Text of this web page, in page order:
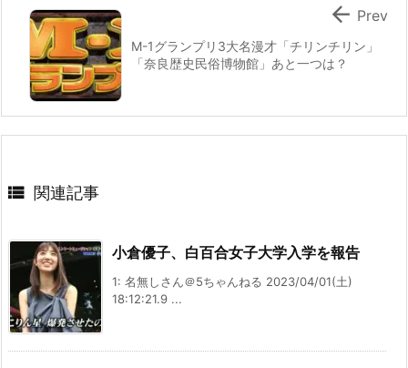
M-1グランプリ3大名漫才「チリンチリン」
「奈良歴史民俗博物館」あと一つは？
 Prev
 関連記事
小倉優子、白百合女子大学入学を報告
1: 名無しさん＠5ちゃんねる 2023/04/01(土)
18:12:21.9 ...